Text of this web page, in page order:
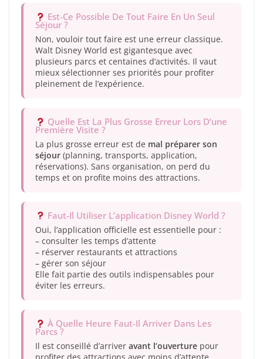
Est-Ce Possible De Tout Faire En Un Seul
Séjour ?
Non, vouloir tout faire est une erreur classique.
Walt Disney World est gigantesque avec
plusieurs parcs et centaines d’activités. Il vaut
mieux sélectionner ses priorités pour profiter
pleinement de l’expérience.
Quelle Est La Plus Grosse Erreur Lors D’une
Première Visite ?
La plus grosse erreur est de mal préparer son
séjour (planning, transports, application,
réservations). Sans organisation, on perd du
temps et on profite moins des attractions.
Faut-Il Utiliser L’application Disney World ?
Oui, l’application officielle est essentielle pour :
– consulter les temps d’attente
– réserver restaurants et attractions
– gérer son séjour
Elle fait partie des outils indispensables pour
éviter les erreurs.
À Quelle Heure Faut-Il Arriver Dans Les
Parcs ?
Il est conseillé d’arriver avant l’ouverture pour